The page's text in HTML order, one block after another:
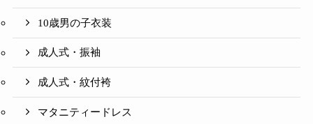
10歳男の子衣装
成人式・振袖
成人式・紋付袴
マタニティードレス